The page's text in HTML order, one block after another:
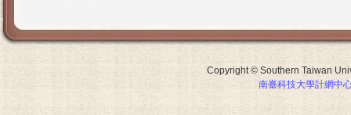
Copyright © Southern Taiwan
南臺科技大學計網中